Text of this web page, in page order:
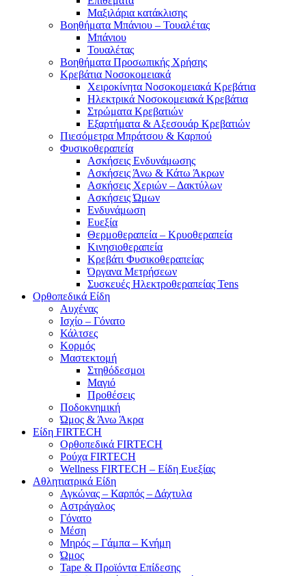
Μαξιλάρια κατάκλισης
Βοηθήματα Μπάνιου – Τουαλέτας
Μπάνιου
Τουαλέτας
Βοηθήματα Προσωπικής Χρήσης
Κρεβάτια Νοσοκομειακά
Χειροκίνητα Νοσοκομειακά Κρεβάτια
Ηλεκτρικά Νοσοκομειακά Κρεβάτια
Στρώματα Κρεβατιών
Εξαρτήματα & Αξεσουάρ Κρεβατιών
Πιεσόμετρα Μπράτσου & Καρπού
Φυσικοθεραπεία
Ασκήσεις Ενδυνάμωσης
Ασκήσεις Άνω & Κάτω Άκρων
Ασκήσεις Χεριών – Δακτύλων
Ασκήσεις Ώμων
Ενδυνάμωση
Ευεξία
Θερμοθεραπεία – Κρυοθεραπεία
Κινησιοθεραπεία
Κρεβάτι Φυσικοθεραπείας
Όργανα Μετρήσεων
Συσκευές Ηλεκτροθεραπείας Tens
Ορθοπεδικά Είδη
Αυχένας
Ισχίο – Γόνατο
Κάλτσες
Κορμός
Μαστεκτομή
Στηθόδεσμοι
Μαγιό
Προθέσεις
Ποδοκνημική
Ώμος & Άνω Άκρα
Είδη FIRTECH
Ορθοπεδικά FIRTECH
Ρούχα FIRTECH
Wellness FIRTECH – Είδη Ευεξίας
Αθλητιατρικά Είδη
Αγκώνας – Καρπός – Δάχτυλα
Αστράγαλος
Γόνατο
Μέση
Μηρός – Γάμπα – Κνήμη
Ώμος
Tape & Προϊόντα Επίδεσης